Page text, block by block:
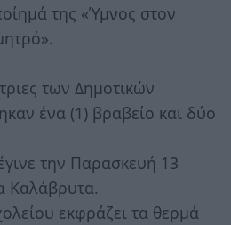
της «Ύμνος στον
των Δημοτικών
ένα (1) βραβείο και δύο
την Παρασκευή 13
Καλάβρυτα.
εκφράζει τα θερμά